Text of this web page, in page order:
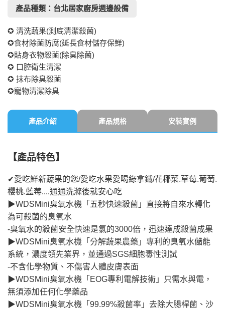
產品種類：台北居家廚房週邊設備
✪ 清洗蔬果(測底清潔殺菌)
✪食材除菌防腐(延長食材儲存保鮮)
✪貼身衣物殺菌(除臭除菌)
✪ 口腔衛生清潔
✪ 抹布除臭殺菌
✪寵物清潔除臭
產品介紹 產品規格 安裝實例
【產品特色】
✔愛吃鮮新蔬果的您/愛吃水果愛喝綠拿鐵/花椰菜.草莓.葡萄.
櫻桃.藍莓....通通洗滌後就安心吃
▶WDSMini臭氧水機「五秒快速殺菌」直接將自來水轉化
為可殺菌的臭氧水
-臭氧水的殺菌安全快速是氯的3000倍，迅速達成殺菌成果
▶WDSMini臭氧水機「分解蔬果農藥」專利的臭氧水儲能
系統，濃度領先業界，並通過SGS細胞毒性測試
-不含化學物質、不傷害人體皮膚表面
▶WDSMini臭氧水機「EOG專利電解技術」只需水與電，
無須添加任何化學藥品
▶WDSMini臭氧水機「99.99%殺菌率」去除大腸桿菌、沙